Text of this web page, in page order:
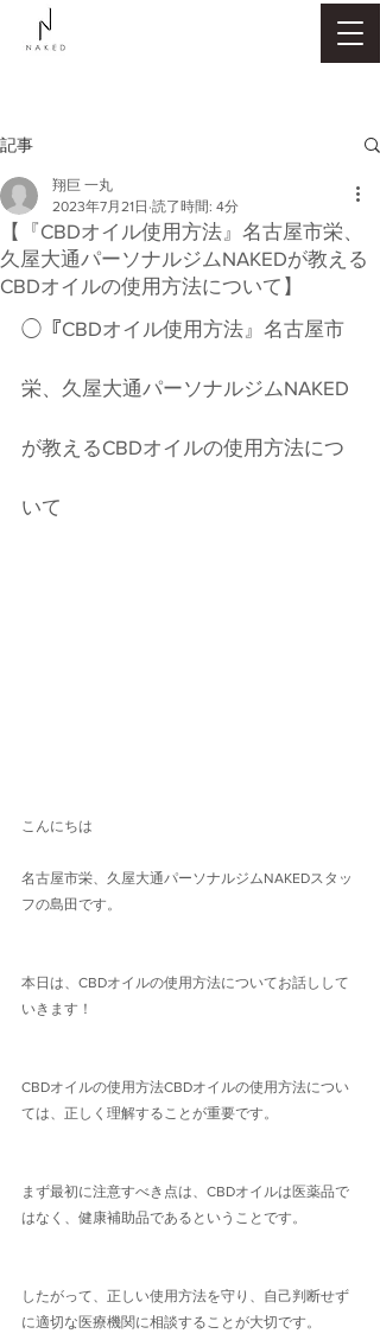
記事
【『CBDオイル使用方法』名古屋市栄、
久屋大通パーソナルジムNAKEDが教える
CBDオイルの使用方法について】
翔巨 一丸
2023年7月21日 読了時間: 4分
◯『CBDオイル使用方法』名古屋市
栄、久屋大通パーソナルジムNAKED
が教えるCBDオイルの使用方法につ
いて
こんにちは
名古屋市栄、久屋大通パーソナルジムNAKEDスタッ
フの島田です。
本日は、CBDオイルの使用方法についてお話しして
いきます！
CBDオイルの使用方法CBDオイルの使用方法につい
ては、正しく理解することが重要です。
まず最初に注意すべき点は、CBDオイルは医薬品で
はなく、健康補助品であるということです。
したがって、正しい使用方法を守り、自己判断せず
に適切な医療機関に相談することが大切です。